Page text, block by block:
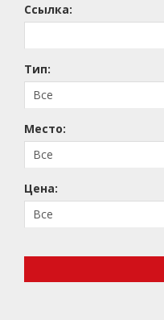
Ссылка:
Тип:
Mесто:
Цена: